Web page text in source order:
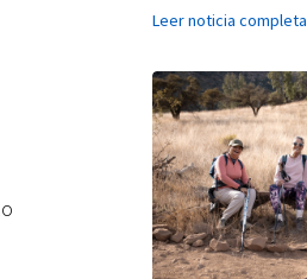
Leer noticia completa